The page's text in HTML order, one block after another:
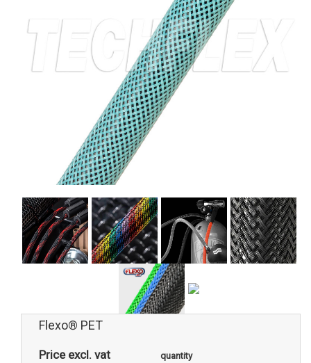
Flexo® PET
Price excl. vat quantity